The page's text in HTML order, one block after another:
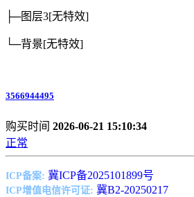
├─图层3[无特效]
└─背景[无特效]
3566944495
购买时间 2026-06-21 15:10:34
正常
ICP备案: 冀ICP备2025101899号
ICP增值电信许可证: 冀B2-20250217